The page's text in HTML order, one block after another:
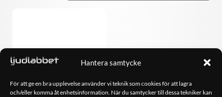
Hantera samtycke
För att ge en bra upplevelse använder vi teknik som cookies för att lagra
och/eller komma åt enhetsinformation. När du samtycker till dessa tekniker kan